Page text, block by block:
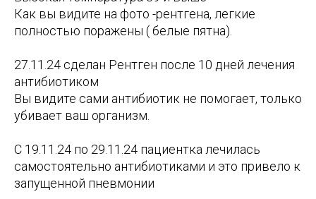
Как вы видите на фото -рентгена, легкие
полностью поражены ( белые пятна).
27.11.24 сделан Рентген после 10 дней лечения
антибиотиком
Вы видите сами антибиотик не помогает, только
убивает ваш организм.
С 19.11.24 по 29.11.24 пациентка лечилась
самостоятельно антибиотиками и это привело к
запущенной пневмонии